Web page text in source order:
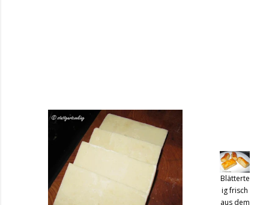
Blätterte
ig frisch
aus dem